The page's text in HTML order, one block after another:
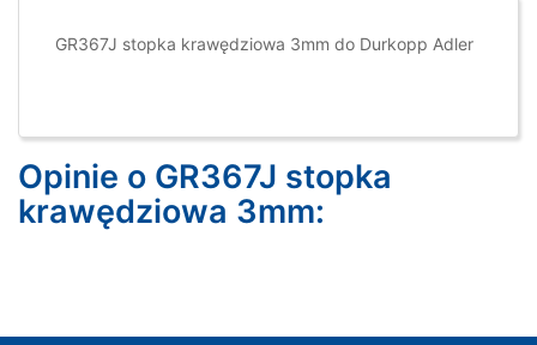
GR367J stopka krawędziowa 3mm do Durkopp Adler
Opinie o GR367J stopka
krawędziowa 3mm: